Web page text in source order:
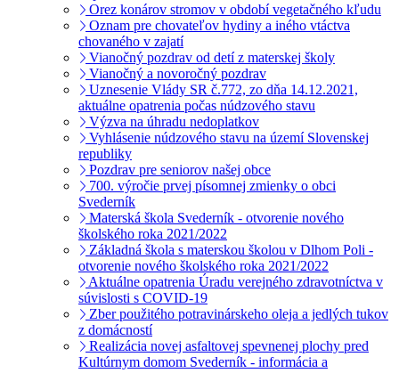
Orez konárov stromov v období vegetačného kľudu
Oznam pre chovateľov hydiny a iného vtáctva
chovaného v zajatí
Vianočný pozdrav od detí z materskej školy
Vianočný a novoročný pozdrav
Uznesenie Vlády SR č.772, zo dňa 14.12.2021,
aktuálne opatrenia počas núdzového stavu
Výzva na úhradu nedoplatkov
Vyhlásenie núdzového stavu na území Slovenskej
republiky
Pozdrav pre seniorov našej obce
700. výročie prvej písomnej zmienky o obci
Svederník
Materská škola Svederník - otvorenie nového
školského roka 2021/2022
Základná škola s materskou školou v Dlhom Poli -
otvorenie nového školského roka 2021/2022
Aktuálne opatrenia Úradu verejného zdravotníctva v
súvislosti s COVID-19
Zber použitého potravinárskeho oleja a jedlých tukov
z domácností
Realizácia novej asfaltovej spevnenej plochy pred
Kultúrnym domom Svederník - informácia a